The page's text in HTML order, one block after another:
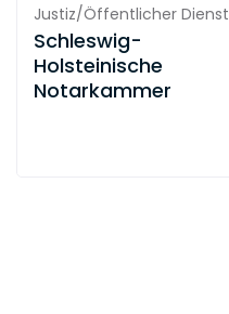
Justiz/Öffentlicher Dienst
Schleswig-
Holsteinische
Notarkammer